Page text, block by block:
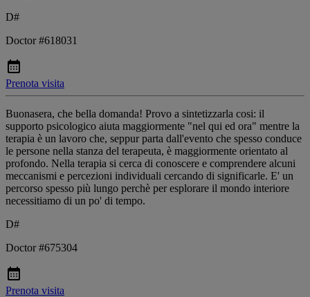
D#
Doctor #618031
Prenota visita
Buonasera, che bella domanda! Provo a sintetizzarla cosi: il
supporto psicologico aiuta maggiormente "nel qui ed ora" mentre la
terapia è un lavoro che, seppur parta dall'evento che spesso conduce
le persone nella stanza del terapeuta, è maggiormente orientato al
profondo. Nella terapia si cerca di conoscere e comprendere alcuni
meccanismi e percezioni individuali cercando di significarle. E' un
percorso spesso più lungo perchè per esplorare il mondo interiore
necessitiamo di un po' di tempo.
D#
Doctor #675304
Prenota visita